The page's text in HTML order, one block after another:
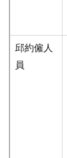
邱約僱人
員